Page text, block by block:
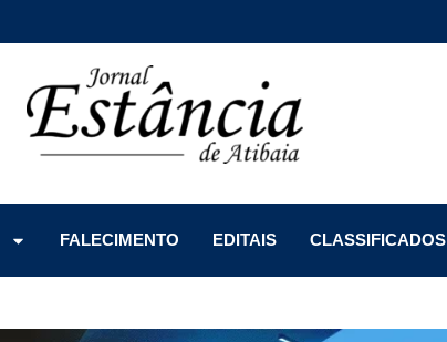
FALECIMENTO EDITAIS CLASSIFICADOS